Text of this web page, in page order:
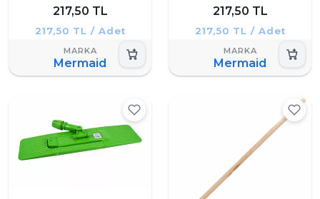
217,50 TL
217,50 TL / Adet
Mermaid
217,50 TL
217,50 TL / Adet
Mermaid